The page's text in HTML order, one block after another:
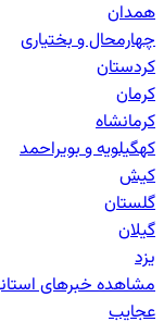
همدان
چهارمحال و بختیاری
کردستان
کرمان
کرمانشاه
کهگیلویه و بویراحمد
کیش
گلستان
گیلان
یزد
مشاهده خبرهای
عجایب